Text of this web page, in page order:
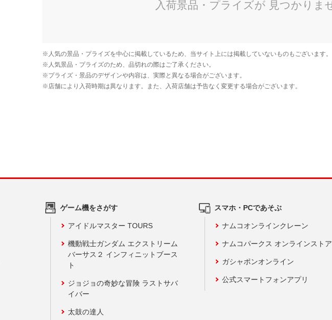
ゲーム機をさがす
アイドルマスター TOURS
機動戦士ガンダム エクストリーム
バーサス２ インフィニットブース
ト
ジョジョの奇妙な冒険 ラストサバ
イバー
太鼓の達人
スマホ・PCであそぶ
ナムコオンラインクレーン
ナムコパークス オンラインストア
ガシャポンオンライン
公式スマートフォンアプリ